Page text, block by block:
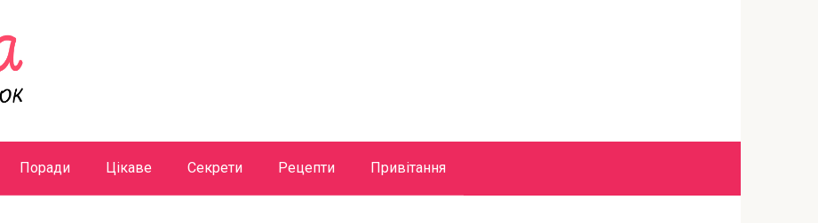
Поради Цікаве Секрети Рецепти Привітання